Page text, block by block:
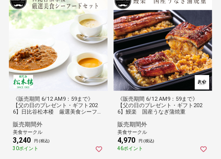
《販売期間 6/12 AM9：59まで》
【父の日のプレゼント・ギフト202
6】日比谷松本楼 厳選美食シーフー
販売期間外
美食サークル
3,240 円 (税込)
30ポイント
《販売期間 6/12 AM9：59まで》
【父の日のプレゼント・ギフト202
6】鰻楽 国産うなぎ蒲焼重
販売期間外
美食サークル
4,970 円 (税込)
46ポイント